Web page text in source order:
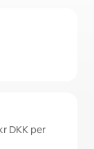
DKK per